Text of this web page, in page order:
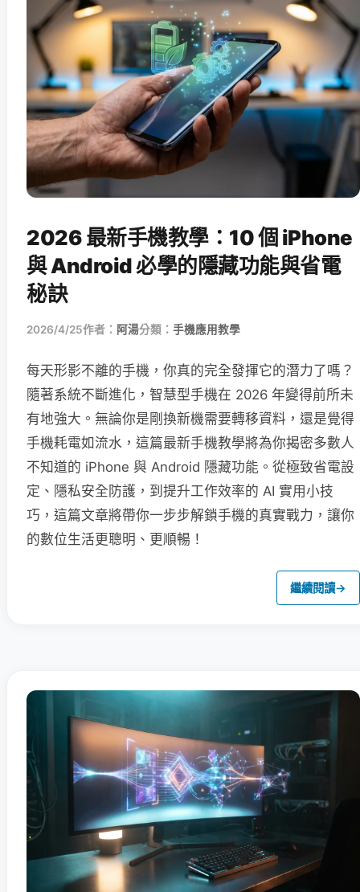
2026 最新手機教學：10 個 iPhone
與 Android 必學的隱藏功能與省電
秘訣
2026/4/25作者： 阿湯分類： 手機應用教學
每天形影不離的手機，你真的完全發揮它的潛力了嗎？
隨著系統不斷進化，智慧型手機在 2026 年變得前所未
有地強大。無論你是剛換新機需要轉移資料，還是覺得
手機耗電如流水，這篇最新手機教學將為你揭密多數人
不知道的 iPhone 與 Android 隱藏功能。從極致省電設
定、隱私安全防護，到提升工作效率的 AI 實用小技
巧，這篇文章將帶你一步步解鎖手機的真實戰力，讓你
的數位生活更聰明、更順暢！
繼續閱讀→